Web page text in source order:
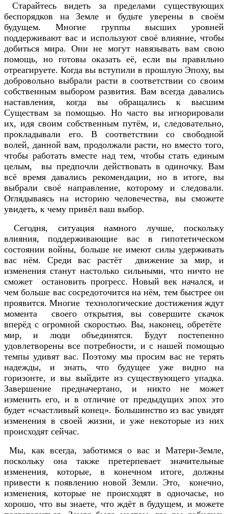
Старайтесь видеть за пределами существующих
беспорядков на Земле и будьте уверены в своём
будущем. Многие группы высших уровней
поддерживают вас и используют своё влияние, чтобы
добиться мира. Они не могут навязывать вам свою
помощь, но готовы оказать её, если вы правильно
отреагируете. Когда вы вступили в прошлую Эпоху, вы
добровольно выбрали расти в соответствии со своим
собственным выбором развития. Вам всегда давались
наставления, когда вы обращались к высшим
Существам за помощью. Но часто вы игнорировали
их, идя своим собственным путём, и, следовательно,
прокладывали его. В соответствии со свободной
волей, данной вам, продолжали расти, но вместо того,
чтобы работать вместе над тем, чтобы стать единым
целым, вы предпочли действовать в одиночку. Вам
всё время давались рекомендации, но в итоге, вы
выбрали своё направление, которому и следовали.
Оглядываясь на историю человечества, вы сможете
увидеть, к чему привёл ваш выбор.
Сегодня, ситуация намного лучше, поскольку
влияния, поддерживающие вас в гипотетическом
состоянии войны, больше не имеют силы удерживать
вас нём. Среди вас растёт движение за мир, и
изменения станут настолько сильными, что ничто не
сможет остановить прогресс. Новый век начался, и
чем больше вас сосредоточится на нём, тем быстрее он
проявится. Многие технологические достижения ждут
момента своего открытия, вы совершите скачок
вперёд с огромной скоростью. Вы, наконец, обретёте
мир, и люди объединятся. Будут постепенно
удовлетворены все потребности, и с нашей помощью
темпы удивят вас. Поэтому мы просим вас не терять
надежды, и знать, что будущее уже видно на
горизонте, и вы выйдите из существующего упадка.
Завершение предначертано, и никто не может
изменить его, и в отличие от предыдущих эпох это
будет «счастливый конец». Большинство из вас увидят
изменения в своей жизни, и уже некоторые из них
происходят сейчас.
Мы, как всегда, заботимся о вас и Матери-Земле,
поскольку она также претерпевает значительные
изменения, которые, в конечном итоге, должны
привести к появлению новой Земли. Это, конечно,
изменения, которые не происходят в одночасье, но
хорошо, что вы знаете, что ждёт в будущем, и можете